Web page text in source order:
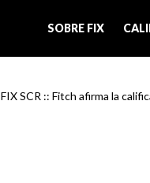
SOBRE FIX
FIX SCR :: Fitch afirma la